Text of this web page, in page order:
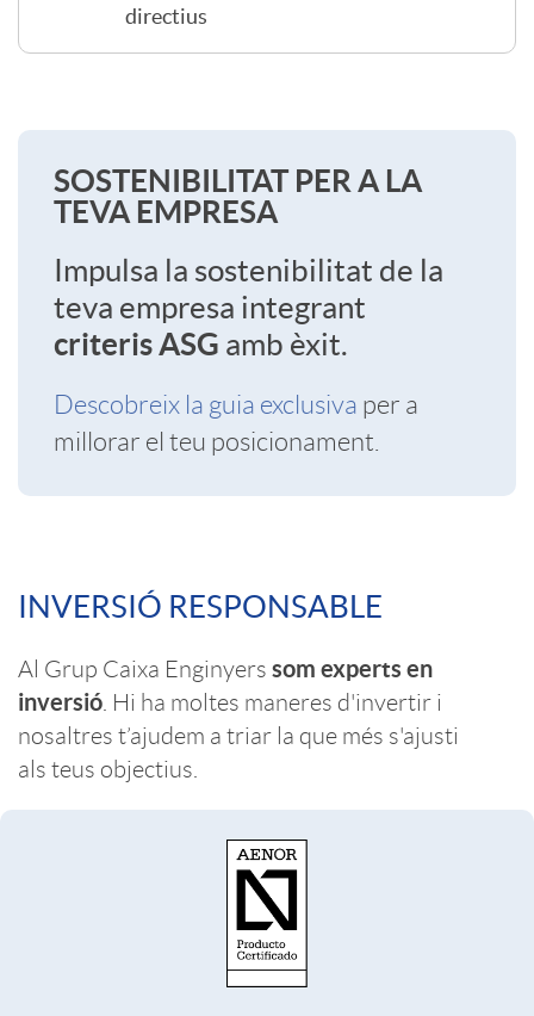
m
s
directius
e
i
b
i
SOSTENIBILITAT PER A LA
TEVA EMPRESA
Impulsa la sostenibilitat de la
teva empresa integrant
criteris ASG amb èxit.
Descobreix la guia exclusiva per a
millorar el teu posicionament.
o
n
t
INVERSIÓ RESPONSABLE
Al Grup Caixa Enginyers som experts en
inversió . Hi ha moltes maneres d'invertir i
nosaltres t’ajudem a triar la que més s'ajusti
als teus objectius.